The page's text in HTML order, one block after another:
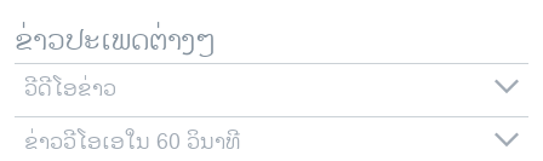
ພາສາຕ່າງໆ
ຂ່າວປະເພດຕ່າງໆ
ວີດີໂອຂ່າວ
ຂ່າວວີໂອເອໃນ 60 ວິນາທີ